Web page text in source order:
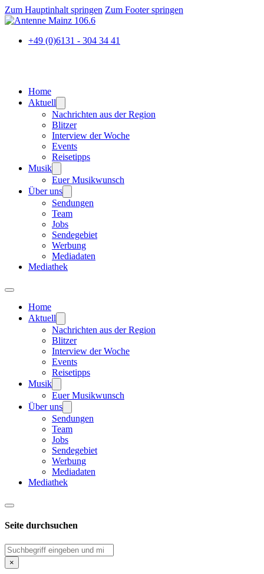
Zum Hauptinhalt springen Zum Footer springen
+49 (0)6131 - 304 34 41
Home
Aktuell
Nachrichten aus der Region
Blitzer
Interview der Woche
Events
Reisetipps
Musik
Euer Musikwunsch
Über uns
Sendungen
Team
Jobs
Sendegebiet
Werbung
Mediadaten
Mediathek
Home
Aktuell
Nachrichten aus der Region
Blitzer
Interview der Woche
Events
Reisetipps
Musik
Euer Musikwunsch
Über uns
Sendungen
Team
Jobs
Sendegebiet
Werbung
Mediadaten
Mediathek
Seite durchsuchen
Suchen
×